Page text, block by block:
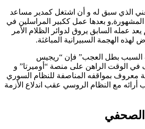
الذي سبق له و أن اشتغل كمدير مساعد
بعدها عمل ككبير المراسلين في
عمله السابق يروق لدوائر الظلام الأمر
لهذه الهجمة السبيرانية المباغثة.
السبب بطل العجب” فإن “ريجيس
الوقت الراهن على منصة “أوميرتا” و
معروف بمواقفه المناصفة للنظام السوري
مع النظام الروسي عقب اندلاع الأزمة
الصحفي